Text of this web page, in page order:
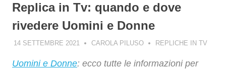
Replica in Tv: quando e dove
rivedere Uomini e Donne
14 SETTEMBRE 2021 CAROLA PILUSO REPLICHE IN TV
Uomini e Donne: ecco tutte le informazioni per